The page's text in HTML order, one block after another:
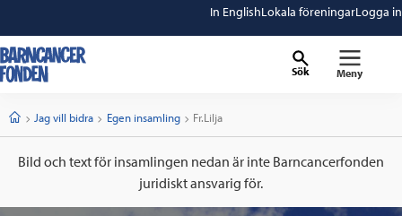
In EnglishLokala föreningarLogga in
Sök Meny
StartJag vill bidra Egen insamling Current:
Fr.Lilja
Bild och text för insamlingen nedan är inte Barncancerfonden
juridiskt ansvarig för.